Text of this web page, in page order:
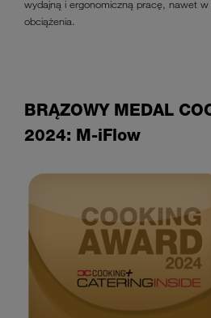
wydajną i ergonomiczną pracę, nawet
obciążenia.
BRĄZOWY MEDAL
2024: M-iFlow